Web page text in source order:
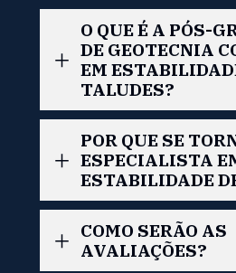
O QUE É A PÓS-
DE GEOTECNIA
EM
TALUDES?
É um programa de
em Geotecnia com ênfase
Estabilidade de Taludes,
projetos, execução,
serviços aplicados a obras
mineração, a fim de
conhecimento dos alunos
POR QUE SE
ESPECIALISTA
ESTABILIDADE
Basicamente todas as
sejam elas civis ou de
requerem estudos de
COMO SERÃO AS
AVALIAÇÕES?